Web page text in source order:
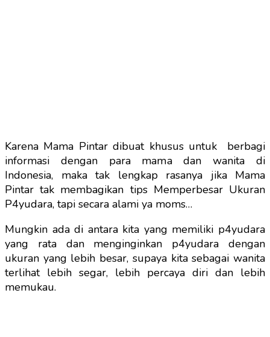
Karena Mama Pintar dibuat khusus untuk berbagi
informasi dengan para mama dan wanita di
Indonesia, maka tak lengkap rasanya jika Mama
Pintar tak membagikan tips Memperbesar Ukuran
P4yudara, tapi secara alami ya moms…
Mungkin ada di antara kita yang memiliki p4yudara
yang rata dan menginginkan p4yudara dengan
ukuran yang lebih besar, supaya kita sebagai wanita
terlihat lebih segar, lebih percaya diri dan lebih
memukau.